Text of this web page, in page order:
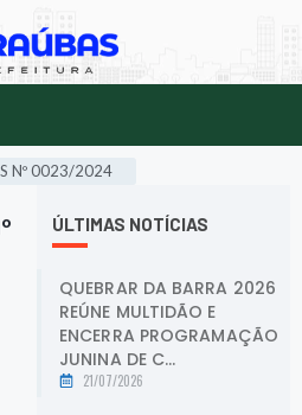
Nº 0023/2024
ÚLTIMAS NOTÍCIAS
QUEBRAR DA BARRA 2026
REÚNE MULTIDÃO E
ENCERRA PROGRAMAÇÃO
JUNINA DE C...
21/07/2026